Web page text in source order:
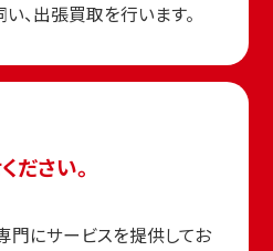
、出張買取を行います。
ださい。
門にサービスを提供してお